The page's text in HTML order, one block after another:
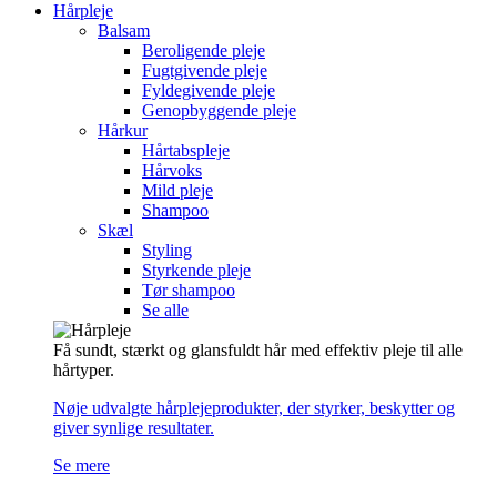
Hårpleje
Balsam
Beroligende pleje
Fugtgivende pleje
Fyldegivende pleje
Genopbyggende pleje
Hårkur
Hårtabspleje
Hårvoks
Mild pleje
Shampoo
Skæl
Styling
Styrkende pleje
Tør shampoo
Se alle
Få sundt, stærkt og glansfuldt hår med effektiv pleje til alle
hårtyper.
Nøje udvalgte hårplejeprodukter, der styrker, beskytter og
giver synlige resultater.
Se mere